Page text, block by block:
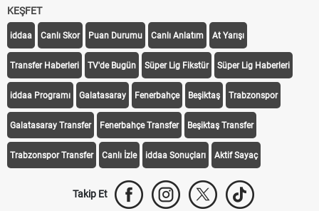
KEŞFET
iddaa Canlı Skor Puan Durumu Canlı Anlatım At Yarışı
Transfer Haberleri TV'de Bugün Süper Lig Fikstür Süper Lig Haberleri
iddaa Programı Galatasaray Fenerbahçe Beşiktaş Trabzonspor
Galatasaray Transfer Fenerbahçe Transfer Beşiktaş Transfer
Trabzonspor Transfer Canlı İzle iddaa Sonuçları Aktif Sayaç
Takip Et